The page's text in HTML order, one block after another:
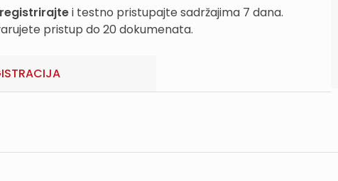
i testno pristupajte sadržajima 7 dana.
pristup do 20 dokumenata.